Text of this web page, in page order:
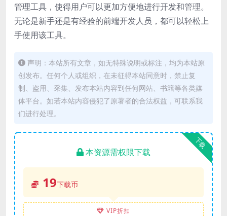
管理工具，使得用户可以更加方便地进行开发和管理。
无论是新手还是有经验的前端开发人员，都可以轻松上
手使用该工具。
声明：本站所有文章，如无特殊说明或标注，均为本站原
创发布。任何个人或组织，在未征得本站同意时，禁止复
制、盗用、采集、发布本站内容到任何网站、书籍等各类媒
体平台。如若本站内容侵犯了原著者的合法权益，可联系我
们进行处理。
下载
本资源需权限下载
19下载币
VIP折扣